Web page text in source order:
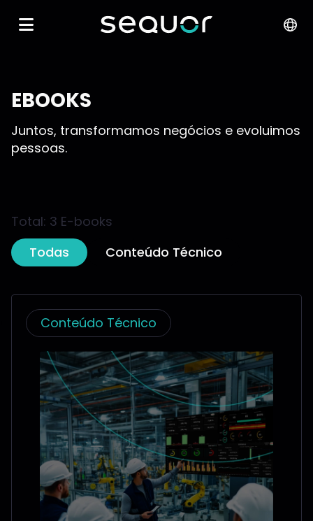
EBOOKS
Juntos, transformamos negócios e evoluimos
pessoas.
Total: 3 E-books
Todas
Conteúdo Técnico
Conteúdo Técnico